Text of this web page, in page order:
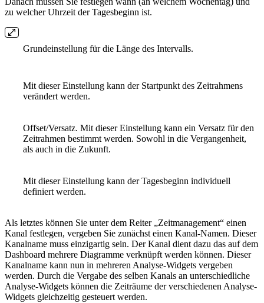
zu welcher Uhrzeit der Tagesbeginn ist.
Grundeinstellung für die Länge des Intervalls.
Mit dieser Einstellung kann der Startpunkt des Zeitrahmens
verändert werden.
Offset/Versatz. Mit dieser Einstellung kann ein Versatz für den
Zeitrahmen bestimmt werden. Sowohl in die Vergangenheit,
als auch in die Zukunft.
Mit dieser Einstellung kann der Tagesbeginn individuell
definiert werden.
Als letztes können Sie unter dem Reiter „Zeitmanagement“ einen
Kanal festlegen, vergeben Sie zunächst einen Kanal-Namen. Dieser
Kanalname muss einzigartig sein. Der Kanal dient dazu das auf dem
Dashboard mehrere Diagramme verknüpft werden können. Dieser
Kanalname kann nun in mehreren Analyse-Widgets vergeben
werden. Durch die Vergabe des selben Kanals an unterschiedliche
Analyse-Widgets können die Zeiträume der verschiedenen Analyse-
Widgets gleichzeitig gesteuert werden.